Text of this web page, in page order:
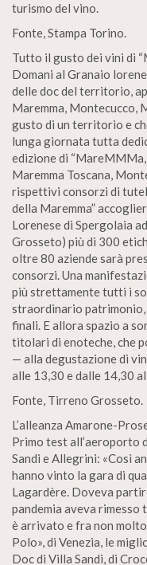
turismo del vino.
Fonte, Stampa Torino.
Tutto il gusto dei vini di
Domani al Granaio
delle doc del territorio,
Maremma, Montecucco,
gusto di un territorio e
lunga giornata tutta
edizione di
Maremma Toscana,
rispettivi consorzi di
della Maremma”
Lorenese di Spergolaia
Grosseto) più di 300
oltre 80 aziende sarà
consorzi. Una
più strettamente tutti i
straordinario
finali. E allora spazio a
titolari di enoteche, che
— alla degustazione di
alle 13,30 e dalle 14,30
Fonte, Tirreno Grosseto.
L’alleanza Amarone-
Primo test all’aeroporto
Sandi e Allegrini: «Così
hanno vinto la gara di
Lagardère. Doveva
pandemia aveva
è arrivato e fra non
Polo», di Venezia, le
Doc di Villa Sandi, di